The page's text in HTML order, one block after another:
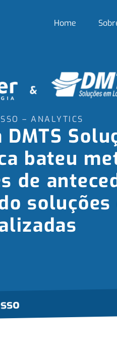
Home
– ANALYTICS
DMTS
bateu
de
soluções